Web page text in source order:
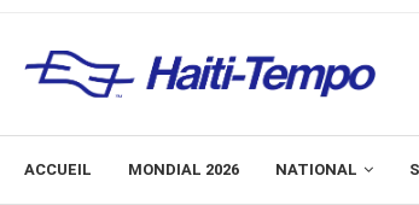
ACCUEIL MONDIAL 2026 NATIONAL